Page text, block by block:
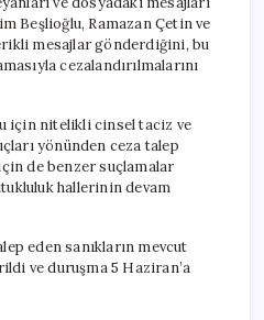
Beşlioğlu, Ramazan Çetin ve
mesajlar gönderdiğini, bu
cezalandırılmalarını
için nitelikli cinsel taciz ve
yönünden ceza talep
de benzer suçlamalar
hallerinin devam
eden sanıkların mevcut
ve duruşma 5 Haziran’a